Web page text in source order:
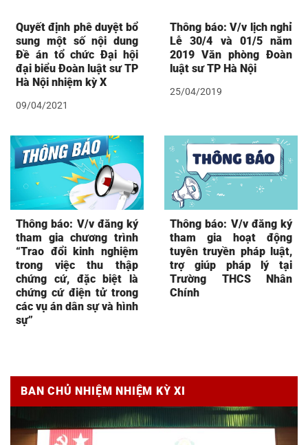
Quyết định phê duyệt bổ
sung một số nội dung
Đề án tổ chức Đại hội
đại biểu Đoàn luật sư TP
Hà Nội nhiệm kỳ X
09/04/2021
Thông báo: V/v lịch nghỉ
Lễ 30/4 và 01/5 năm
2019 Văn phòng Đoàn
luật sư TP Hà Nội
25/04/2019
Thông báo: V/v đăng ký
tham gia chương trình
“Trao đổi kinh nghiệm
trong việc thu thập
chứng cứ, đặc biệt là
chứng cứ điện tử trong
các vụ án dân sự và hình
sự”
Thông báo: V/v đăng ký
tham gia hoạt động
tuyên truyền pháp luật,
trợ giúp pháp lý tại
Trường THCS Nhân
Chính
BAN CHỦ NHIỆM NHIỆM KỲ XI